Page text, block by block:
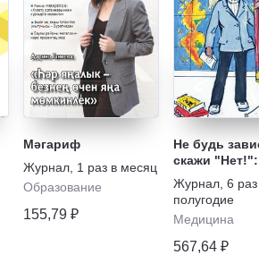
Мәгариф
Журнал 1 раз в месяц
Образование
155,79 ₽
Не будь
скажи "Нет!":
наркотикам,
алкоголю,
игромании
Журнал 6
полугодие
Медицина
567,64 ₽